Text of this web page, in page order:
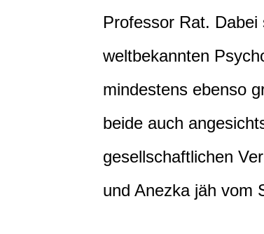
Professor Rat.
weltbekannten
mindestens ebenso
beide auch
gesellschaftlichen
und Anezka jäh vom